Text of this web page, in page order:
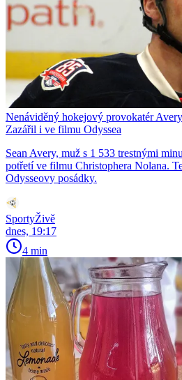
Nenáviděný hokejový provokatér
Zazářil i ve filmu Odyssea
Sean Avery, muž s 1 533 trestnými
potřetí ve filmu Christophera Nolana.
Odysseovy posádky.
SportyŽivě
dnes, 19:17
4 min